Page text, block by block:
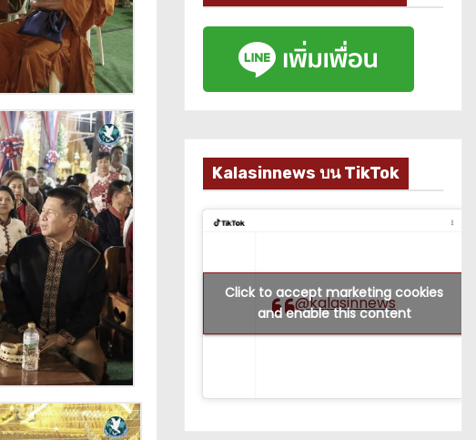
Kalasinnews บน TikTok
@kalasinnews
Click to accept marketing cookies
and enable this content